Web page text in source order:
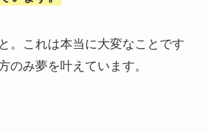
。これは本当に大変なことです
のみ夢を叶えています。